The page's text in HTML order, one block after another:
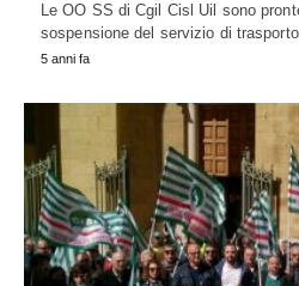
Le OO SS di Cgil Cisl Uil sono
sospensione del servizio di
5 anni fa